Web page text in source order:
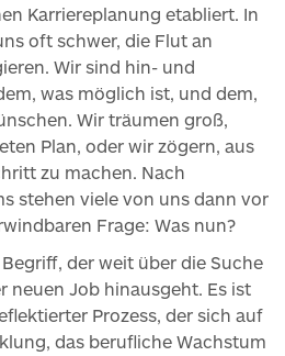
Karriereplanung etabliert. In
oft schwer, die Flut an
Wir sind hin- und
was möglich ist, und dem,
Wir träumen groß,
Plan, oder wir zögern, aus
zu machen. Nach
stehen viele von uns dann vor
Frage: Was nun?
der weit über die Suche
neuen Job hinausgeht. Es ist
Prozess, der sich auf
das berufliche Wachstum